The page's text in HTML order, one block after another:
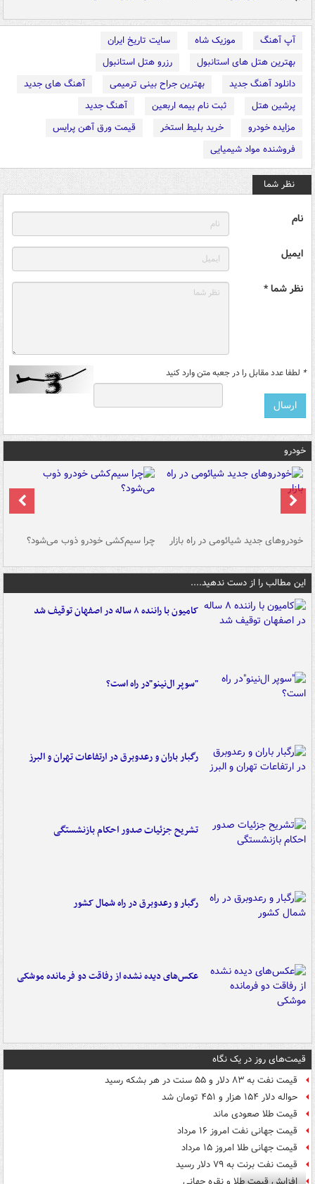
آپ آهنگ موزیک شاه
سایت تاریخ ایران
بهترین هتل های استانبول
رزرو هتل استانبول
دانلود آهنگ جدید
بهترین جراح بینی ترمیمی
آهنگ های جدید
پرشین هتل
ثبت نام بیمه اربعین
آهنگ جدید
مزایده خودرو
خرید بلیط استخر
قیمت ورق آهن پرایس
فروشنده مواد شیمیایی
نظر شما
نام
ایمیل
نظر شما *
* لطفا عدد مقابل را در جعبه متن وارد کنید
خودرو
خودروهای جدید شیائومی در راه بازار چرا سیم‌کشی خودرو ذوب می‌شود؟
این مطالب را از دست ندهید....
کامیون با راننده ۸ ساله در اصفهان توقیف شد
"سوپر ال‌نینو"در راه است؟
رگبار باران و رعدوبرق در ارتفاعات تهران و البرز
تشریح جزئیات صدور احکام بازنشستگی
رگبار و رعدوبرق در راه شمال کشور
عکس‌های دیده نشده از رفاقت دو فرمانده‌ موشکی
قیمت‌های روز در یک نگاه
قیمت نفت به ۸۳ دلار و ۵۵ سنت در هر بشکه رسید
حواله دلار ۱۵۴ هزار و ۴۵۱ تومان شد
قیمت طلا صعودی ماند
قیمت جهانی نفت امروز ۱۶ مرداد
قیمت جهانی طلا امروز ۱۵ مرداد
قیمت نفت برنت به ۷۹ دلار رسید